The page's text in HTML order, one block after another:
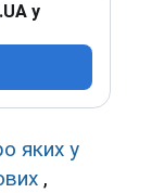
у
яких у
,